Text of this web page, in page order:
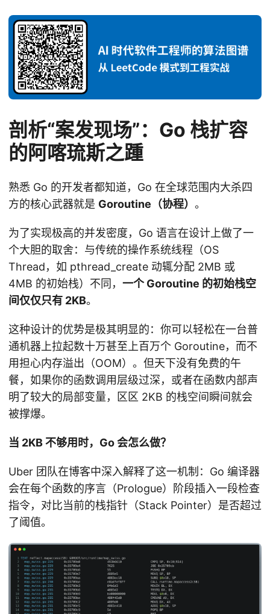
剖析“案发现场”：Go 栈扩容
的阿喀琉斯之踵
熟悉 Go 的开发者都知道，Go 在全球范围内大杀四
方的核心武器就是 Goroutine（协程） 。
为了实现极高的并发密度，Go 语言在设计上做了一
个大胆的取舍：与传统的操作系统线程（OS
Thread，如 pthread_create 动辄分配 2MB 或
4MB 的初始栈）不同， 一个 Goroutine 的初始栈空
间仅仅只有 2KB。
这种设计的优势是极其明显的：你可以轻松在一台普
通机器上拉起数十万甚至上百万个 Goroutine，而不
用担心内存溢出（OOM）。但天下没有免费的午
餐，如果你的函数调用层级过深，或者在函数内部声
明了较大的局部变量，区区 2KB 的栈空间瞬间就会
被撑爆。
当 2KB 不够用时，Go 会怎么做？
Uber 团队在博客中深入解释了这一机制：Go 编译器
会在每个函数的序言（Prologue）阶段插入一段检查
指令，对比当前的栈指针（Stack Pointer）是否超过
了阈值。